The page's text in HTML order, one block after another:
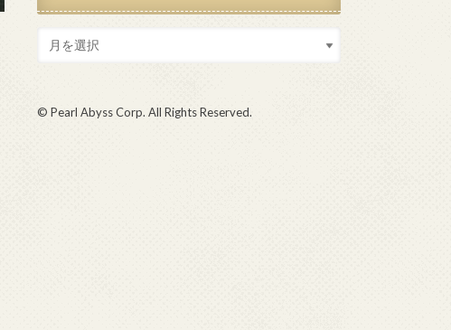
© Pearl Abyss Corp. All Rights Reserved.